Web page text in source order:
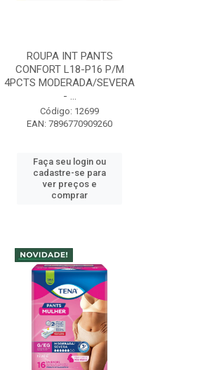
ROUPA INT PANTS
CONFORT L18-P16 P/M
4PCTS MODERADA/SEVERA
- ...
Código: 12699
EAN: 7896770909260
Faça seu login ou
cadastre-se para
ver preços e
comprar